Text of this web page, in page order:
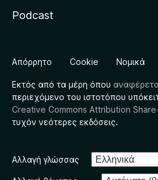
Podcast
Απόρρητο Cookie Νομικά
Εκτός από τα μέρη όπου
περιεχόμενο του ιστοτόπου
Creative Commons Attribution
τυχόν νεότερες εκδόσεις.
Αλλαγή γλώσσας